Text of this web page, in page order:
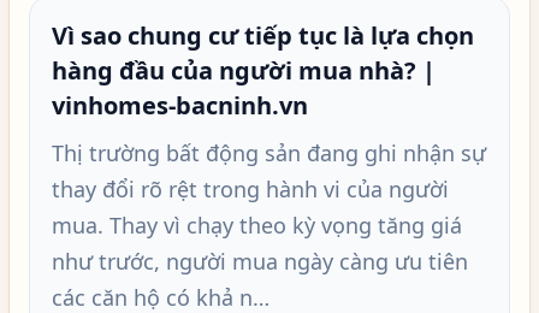
Vì sao chung cư tiếp tục là lựa chọn
hàng đầu của người mua nhà? |
vinhomes-bacninh.vn
Thị trường bất động sản đang ghi nhận sự
thay đổi rõ rệt trong hành vi của người
mua. Thay vì chạy theo kỳ vọng tăng giá
như trước, người mua ngày càng ưu tiên
các căn hộ có khả n…